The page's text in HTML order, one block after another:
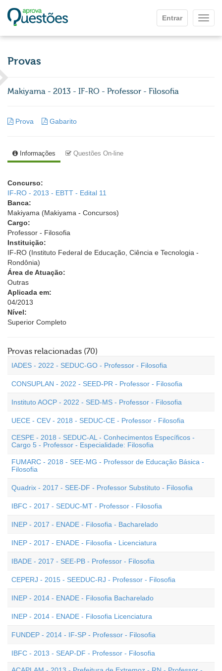
Entrar
Provas
Makiyama - 2013 - IF-RO - Professor - Filosofia
Prova Gabarito
Informações Questões On-line
Concurso:
IF-RO - 2013 - EBTT - Edital 11
Banca:
Makiyama (Makiyama - Concursos)
Cargo:
Professor - Filosofia
Instituição:
IF-RO (Instituto Federal de Educação, Ciência e Tecnologia -
Rondônia)
Área de Atuação:
Outras
Aplicada em:
04/2013
Nível:
Superior Completo
Provas relacionadas (70)
IADES - 2022 - SEDUC-GO - Professor - Filosofia
CONSUPLAN - 2022 - SEED-PR - Professor - Filosofia
Instituto AOCP - 2022 - SED-MS - Professor - Filosofia
UECE - CEV - 2018 - SEDUC-CE - Professor - Filosofia
CESPE - 2018 - SEDUC-AL - Conhecimentos Específicos -
Cargo 5 - Professor - Especialidade: Filosofia
FUMARC - 2018 - SEE-MG - Professor de Educação Básica -
Filosofia
Quadrix - 2017 - SEE-DF - Professor Substituto - Filosofia
IBFC - 2017 - SEDUC-MT - Professor - Filosofia
INEP - 2017 - ENADE - Filosofia - Bacharelado
INEP - 2017 - ENADE - Filosofia - Licenciatura
IBADE - 2017 - SEE-PB - Professor - Filosofia
CEPERJ - 2015 - SEEDUC-RJ - Professor - Filosofia
INEP - 2014 - ENADE - Filosofia Bacharelado
INEP - 2014 - ENADE - Filosofia Licenciatura
FUNDEP - 2014 - IF-SP - Professor - Filosofia
IBFC - 2013 - SEAP-DF - Professor - Filosofia